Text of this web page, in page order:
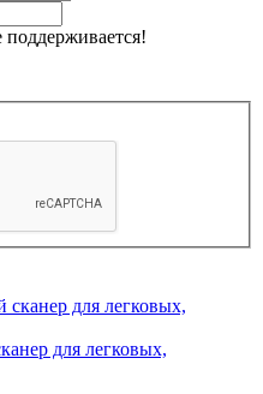
для легковых,